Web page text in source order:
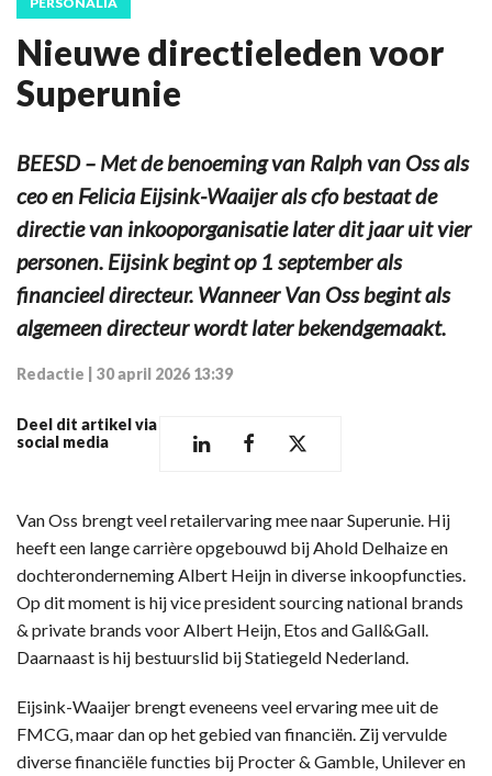
Nieuwe directieleden voor
Superunie
BEESD – Met de benoeming van Ralph van Oss als
ceo en Felicia Eijsink-Waaijer als cfo bestaat de
directie van inkooporganisatie later dit jaar uit vier
personen. Eijsink begint op 1 september als
financieel directeur. Wanneer Van Oss begint als
algemeen directeur wordt later bekendgemaakt.
Redactie 30 april 2026 13:39
Deel dit artikel via
social media
Van Oss brengt veel retailervaring mee naar Superunie. Hij
heeft een lange carrière opgebouwd bij Ahold Delhaize en
dochteronderneming Albert Heijn in diverse inkoopfuncties.
Op dit moment is hij vice president sourcing national brands
& private brands voor Albert Heijn, Etos and Gall&Gall.
Daarnaast is hij bestuurslid bij Statiegeld Nederland.
Eijsink-Waaijer brengt eveneens veel ervaring mee uit de
FMCG, maar dan op het gebied van financiën. Zij vervulde
diverse financiële functies bij Procter & Gamble, Unilever en